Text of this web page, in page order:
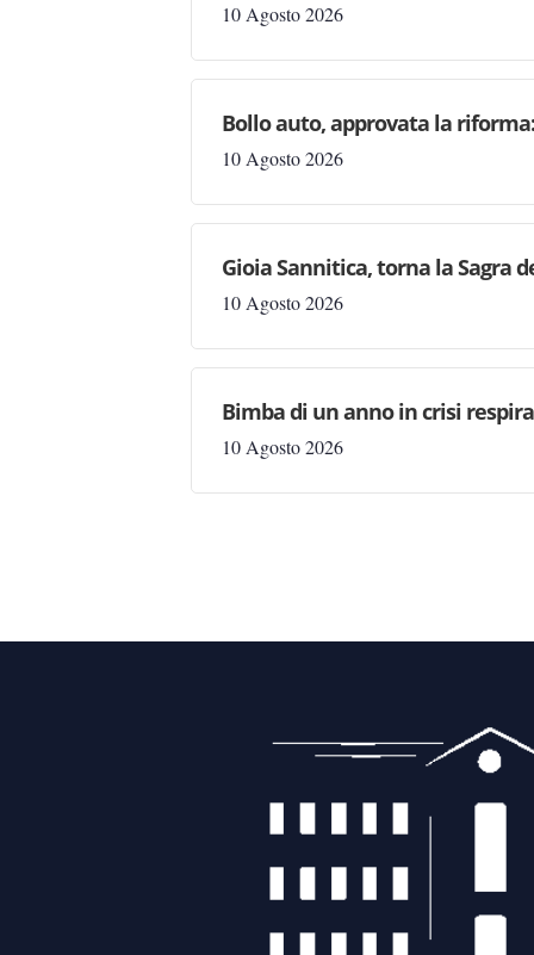
10 Agosto 2026
Bollo auto, approvata la
10 Agosto 2026
Gioia Sannitica, torna la Sagra
10 Agosto 2026
Bimba di un anno in crisi
10 Agosto 2026